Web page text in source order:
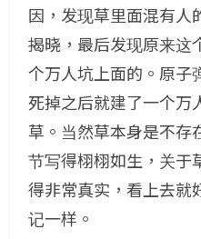
因，发现草里面混有人
揭晓，最后发现原来这
个万人坑上面的。原子
死掉之后就建了一个万
草。当然草本身是不存
节写得栩栩如生，关于
得非常真实，看上去就
记一样。